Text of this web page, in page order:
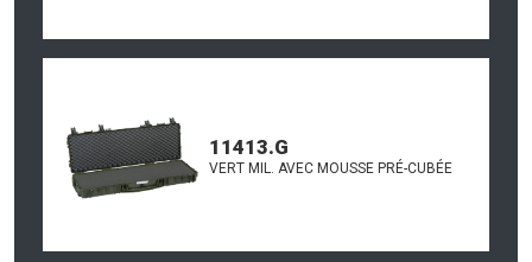
11413.G
VERT MIL. AVEC MOUSSE PRÉ-CUBÉE